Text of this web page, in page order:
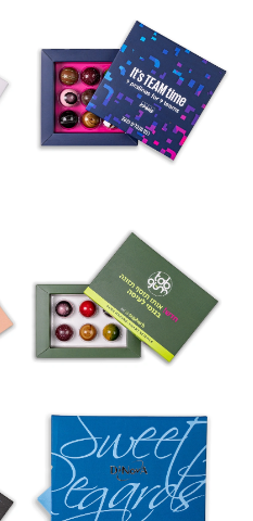
התמונה
בגדול
-
לפתיחת
התמונה
בגדול
-
לפתיחת
התמונה
בגדול